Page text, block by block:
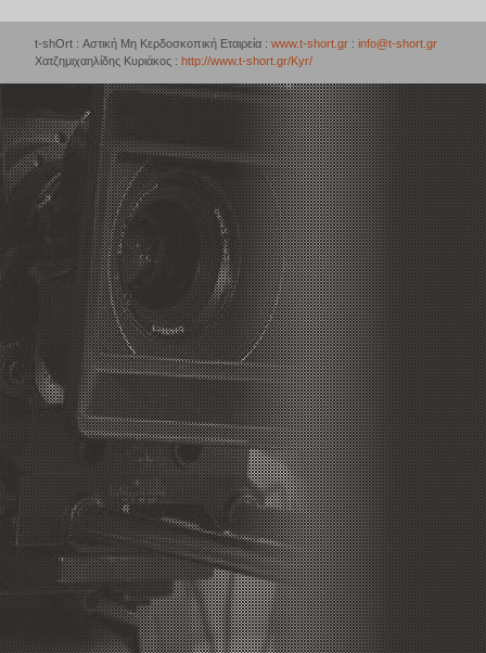
t-shOrt : Αστική Μη Κερδοσκοπική Εταιρεία : www.t-short.gr : info@t-short.gr
Χατζημιχαηλίδης Κυριάκος : http://www.t-short.gr/Kyr/